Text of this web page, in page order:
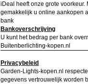
iDeal heeft onze grote
gemakkelijk u online aankopen
bank
Bankoverschrijving
U kunt het bedrag per bank
Buitenberlichting-kopen.nl
Privacybeleid
Garden-Lights-kopen.nl
gegevens vertrouwelijk worden